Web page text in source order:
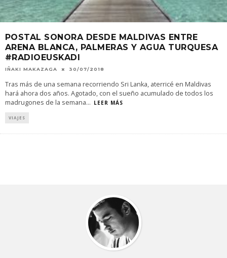
POSTAL SONORA DESDE MALDIVAS ENTRE
ARENA BLANCA, PALMERAS Y AGUA TURQUESA
#RADIOEUSKADI
IÑAKI MAKAZAGA 30/07/2018
Tras más de una semana recorriendo Sri Lanka, aterricé en Maldivas
hará ahora dos años. Agotado, con el sueño acumulado de todos los
madrugones de la semana... LEER MÁS
VIAJES